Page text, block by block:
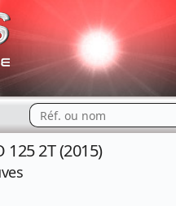
Rechercher...
125 2T (2015)